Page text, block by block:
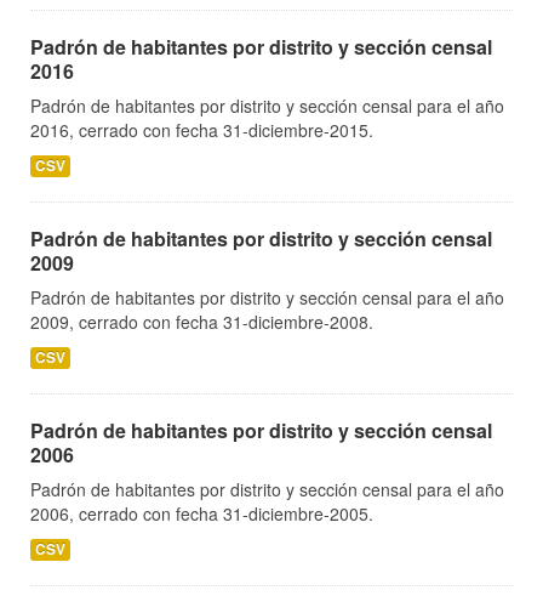
Padrón de habitantes por distrito y sección censal
2016
Padrón de habitantes por distrito y sección censal para el año
2016, cerrado con fecha 31-diciembre-2015.
CSV
Padrón de habitantes por distrito y sección censal
2009
Padrón de habitantes por distrito y sección censal para el año
2009, cerrado con fecha 31-diciembre-2008.
CSV
Padrón de habitantes por distrito y sección censal
2006
Padrón de habitantes por distrito y sección censal para el año
2006, cerrado con fecha 31-diciembre-2005.
CSV